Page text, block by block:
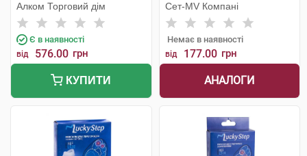
Алком Торговий дім
Є в наявності
від 576.00 грн
КУПИТИ
Сет-MV Компані
Немає в наявності
від 177.00 грн
АНАЛОГИ